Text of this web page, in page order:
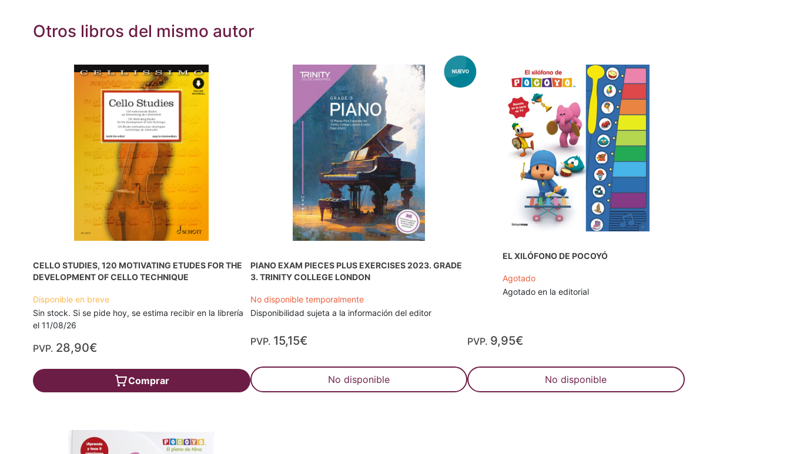
Otros libros del mismo autor
CELLO STUDIES, 120 MOTIVATING ETUDES FOR THE
DEVELOPMENT OF CELLO TECHNIQUE
Disponible en breve
Sin stock. Si se pide hoy, se estima recibir en la librería
el 11/08/26
PVP. 28,90€
Comprar
PIANO EXAM PIECES PLUS EXERCISES 2023. GRADE
3. TRINITY COLLEGE LONDON
No disponible temporalmente
Disponibilidad sujeta a la información del editor
PVP. 15,15€
No disponible
EL XILÓFONO DE POCOYÓ
Agotado
Agotado en la editorial
PVP. 9,95€
No disponible